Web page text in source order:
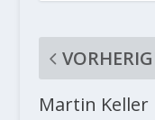
Martin Keller